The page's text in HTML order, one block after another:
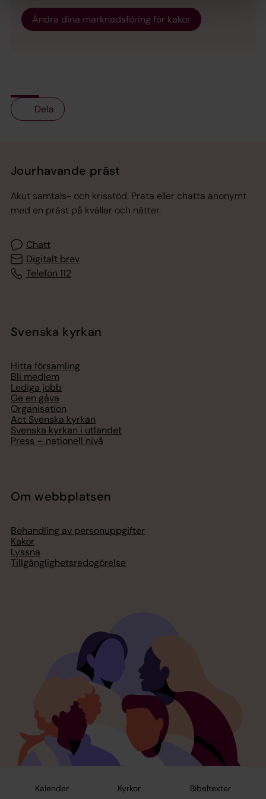
Kalender Kyrkor Bibeltexter
Ändra dina marknadsföring för kakor
Dela
Jourhavande präst
Akut samtals- och krisstöd. Prata eller chatta anonymt
med en präst på kvällar och nätter.
Chatt
Digitalt brev
Telefon 112
Svenska kyrkan
Hitta församling
Bli medlem
Lediga jobb
Ge en gåva
Organisation
Act Svenska kyrkan
Svenska kyrkan i utlandet
Press – nationell nivå
Om webbplatsen
Behandling av personuppgifter
Kakor
Lyssna
Tillgänglighetsredogörelse